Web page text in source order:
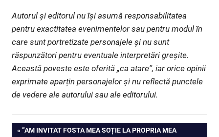
Autorul și editorul nu își asumă responsabilitatea
pentru exactitatea evenimentelor sau pentru modul în
care sunt portretizate personajele și nu sunt
răspunzători pentru eventuale interpretări greșite.
Această poveste este oferită „ca atare”, iar orice opinii
exprimate aparțin personajelor și nu reflectă punctele
de vedere ale autorului sau ale editorului.
Navigare
PREVIOUS
”AM INVITAT FOSTA MEA SOȚIE LA PROPRIA MEA